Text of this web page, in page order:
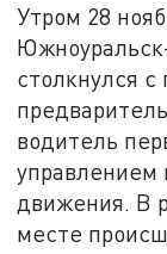
Утром 28
столкнулся
водитель
управлением
движения. В
месте